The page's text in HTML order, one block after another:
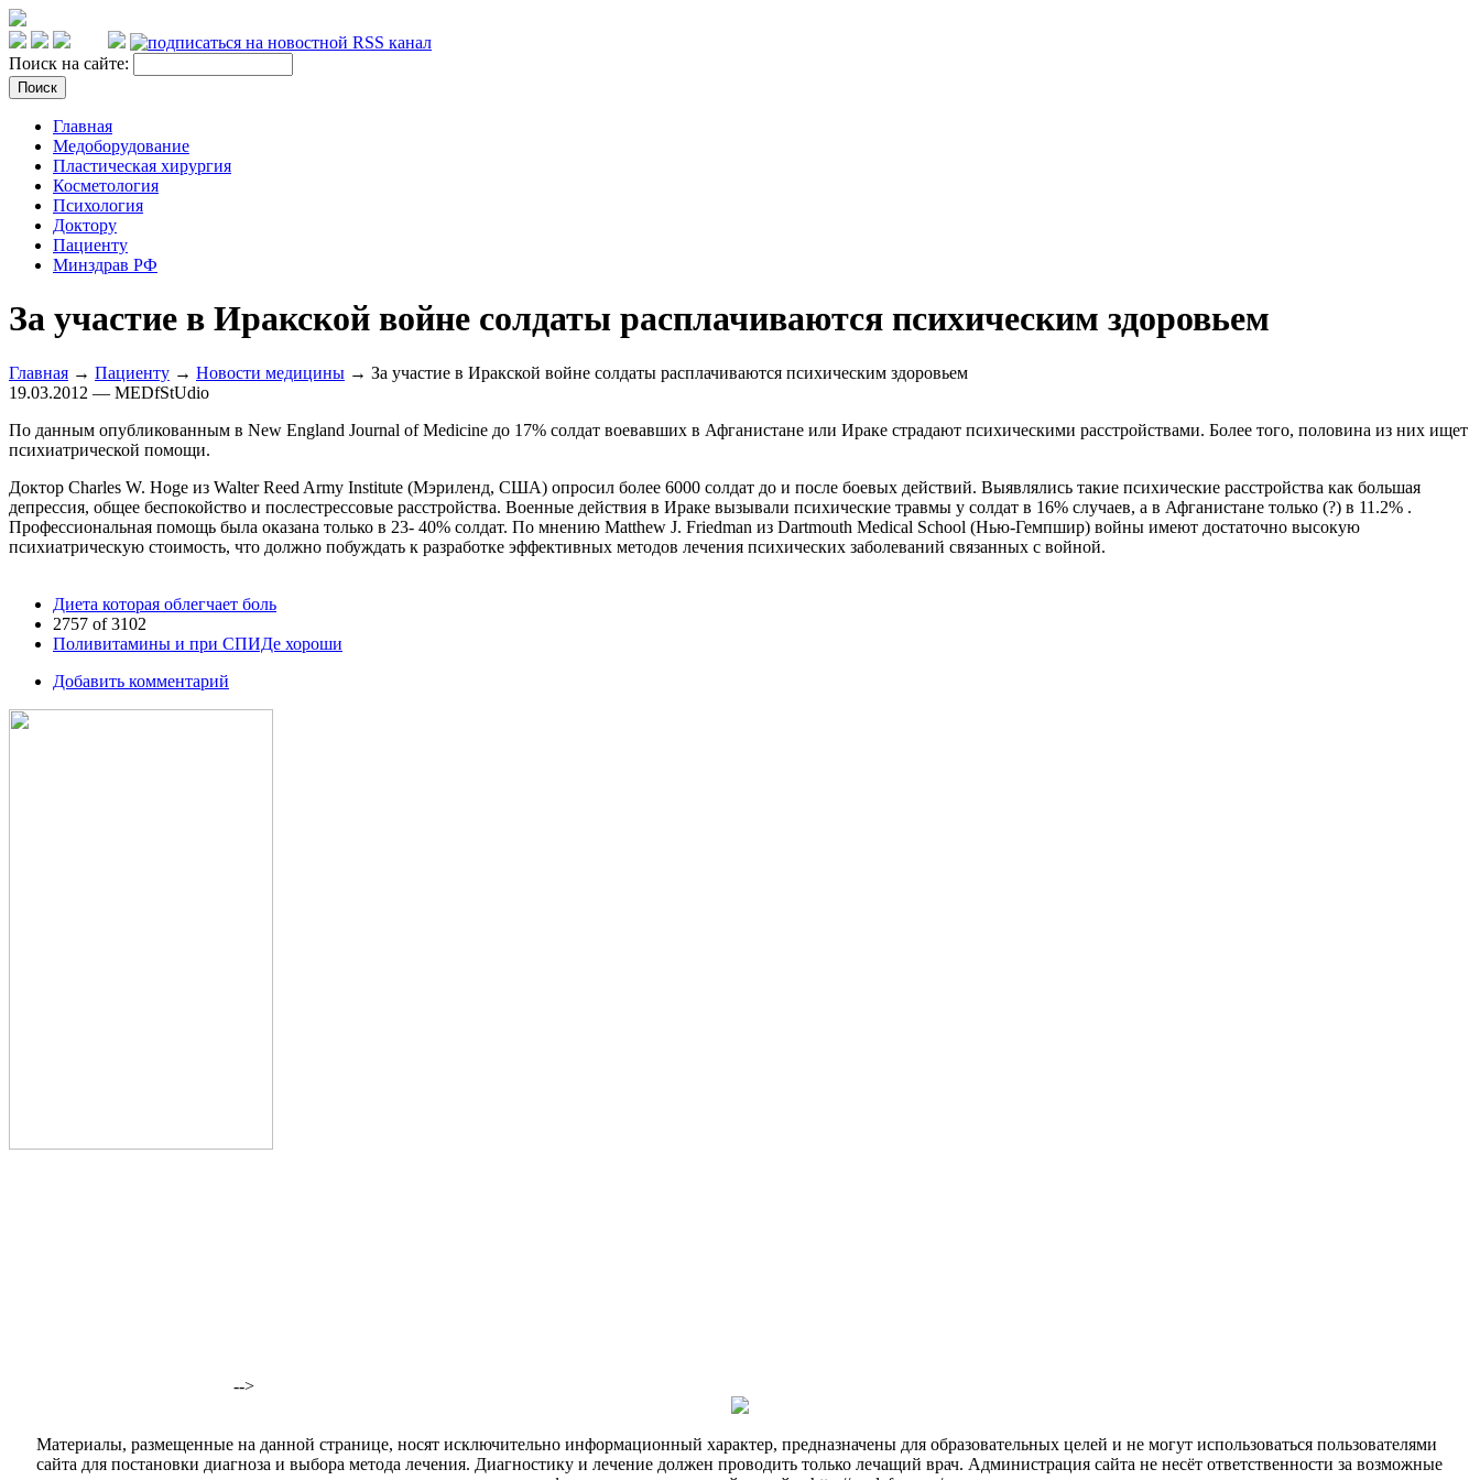
Поиск на сайте:
Главная
Медоборудование
Пластическая хирургия
Косметология
Психология
Доктору
Пациенту
Минздрав РФ
За участие в Иракской войне солдаты расплачиваются психическим здоровьем
Главная → Пациенту → Новости медицины → За участие в Иракской войне солдаты расплачиваются психическим здоровьем
19.03.2012 — MEDfStUdio
По данным опубликованным в New England Journal of Medicine до 17% солдат воевавших в Афганистане или Ираке страдают психическими расстройствами. Более того, половина из них ищет
психиатрической помощи.
Доктор Charles W. Hoge из Walter Reed Army Institute (Мэриленд, США) опросил более 6000 солдат до и после боевых действий. Выявлялись такие психические расстройства как большая
депрессия, общее беспокойство и послестрессовые расстройства. Военные действия в Ираке вызывали психические травмы у солдат в 16% случаев, а в Афганистане только (?) в 11.2% .
Профессиональная помощь была оказана только в 23- 40% солдат. По мнению Matthew J. Friedman из Dartmouth Medical School (Нью-Гемпшир) войны имеют достаточно высокую
психиатрическую стоимость, что должно побуждать к разработке эффективных методов лечения психических заболеваний связанных с войной.
Диета которая облегчает боль
2757 of 3102
Поливитамины и при СПИДе хороши
Добавить комментарий
-->
Материалы, размещенные на данной странице, носят исключительно информационный характер, предназначены для образовательных целей и не могут использоваться пользователями
сайта для постановки диагноза и выбора метода лечения. Диагностику и лечение должен проводить только лечащий врач. Администрация сайта не несёт ответственности за возможные